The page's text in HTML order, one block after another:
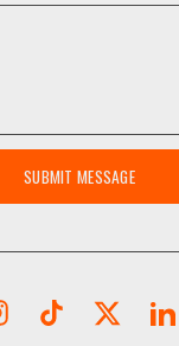
SUBMIT MESSAGE